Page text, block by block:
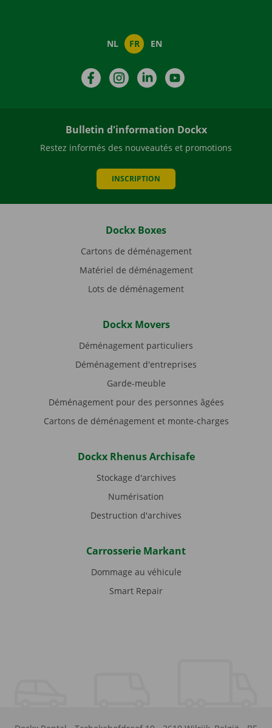
NL FR EN
FacebookInstagramLinkedIn
Bulletin d'information Dockx
Restez informés des nouveautés et promotions
INSCRIPTION
Dockx Boxes
Cartons de déménagement
Matériel de déménagement
Lots de déménagement
Dockx Movers
Déménagement particuliers
Déménagement d'entreprises
Garde-meuble
Déménagement pour des personnes âgées
Cartons de déménagement et monte-charges
Dockx Rhenus Archisafe
Stockage d'archives
Numérisation
Destruction d'archives
Carrosserie Markant
Dommage au véhicule
Smart Repair